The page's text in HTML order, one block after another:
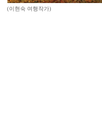
(이현숙 여행작가)